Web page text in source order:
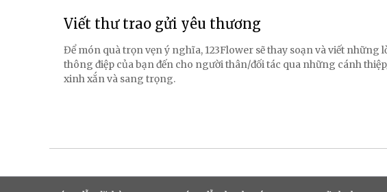
Viết thư trao gửi yêu thương
Để món quà trọn vẹn ý nghĩa, 123Flower sẽ thay soạn và viết những
thông điệp của bạn đến cho người thân/đối tác qua những cánh
xinh xắn và sang trọng.